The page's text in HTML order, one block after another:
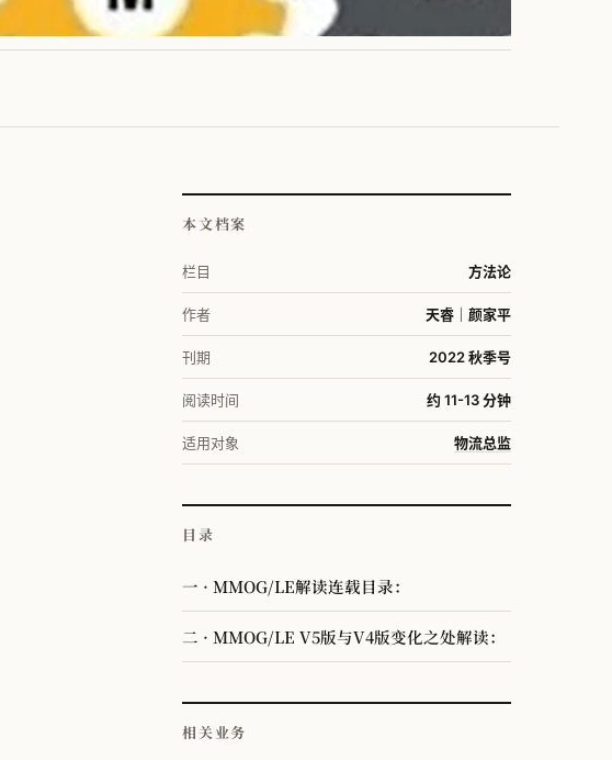
本文档案
栏目 方法论
作者 天睿｜颜家平
刊期 2022 秋季号
阅读时间 约 11-13 分钟
适用对象 物流总监
目录
一 · MMOG/LE解读连载目录：
二 · MMOG/LE V5版与V4版变化之处解读：
相关业务